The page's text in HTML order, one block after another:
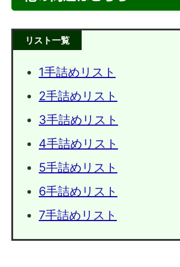
リスト一覧
1手詰めリスト
2手詰めリスト
3手詰めリスト
4手詰めリスト
5手詰めリスト
6手詰めリスト
7手詰めリスト
・33